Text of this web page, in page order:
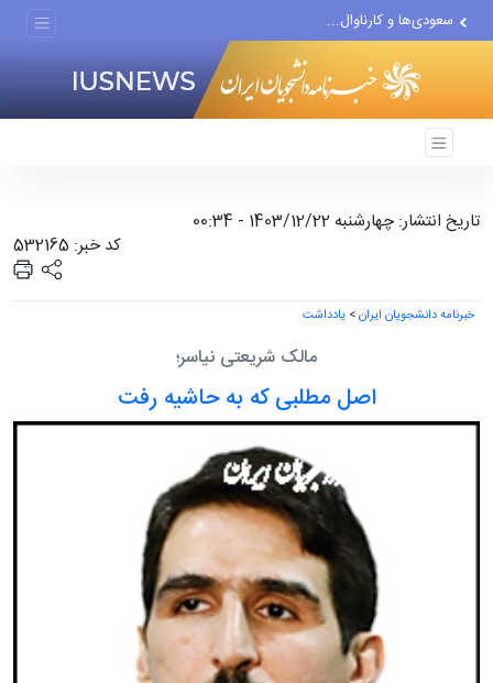
سعودی‌ها و کارناوال...
پیشنهاد ناصر هادیان در...
معامله با گرگِ آمریکایی،...
تاریخ انتشار: چهارشنبه 1403/12/22 - 00:34
کد خبر: 532165
خبرنامه دانشجویان ایران> یادداشت
مالک شریعتی نیاسر؛
اصل مطلبی که به حاشیه رفت